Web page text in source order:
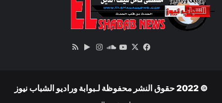
فيسبوك
‫X
‫YouTube
ساوندانستقرام‏Google
© 2022 حقوق النشر محفوظة لـبوابة وراديو الشباب نيوز